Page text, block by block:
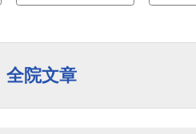
全院文章